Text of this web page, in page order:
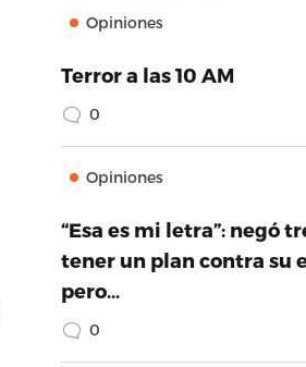
Opiniones
Terror a las 10 AM
0
Opiniones
“Esa es mi letra”: negó
tener un plan contra su
pero…
0